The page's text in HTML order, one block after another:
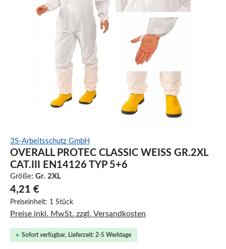
3S-Arbeitsschutz GmbH
OVERALL PROTEC CLASSIC WEISS GR.2XL C
AT.III EN14126 TYP 5+6
Größe: Gr. 2XL
4,21 €
Preiseinheit: 1 Stück
Preise inkl. MwSt. zzgl. Versandkosten
Sofort verfügbar, Lieferzeit: 2-5 Werktage